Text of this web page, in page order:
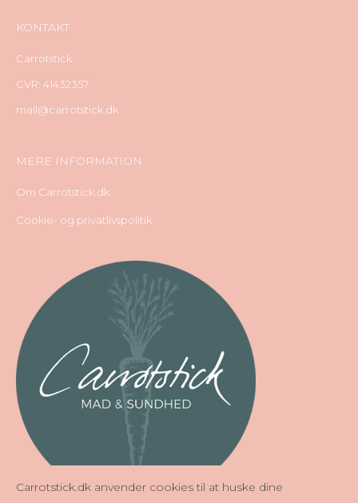
KONTAKT
Carrotstick
CVR: 41432357
mail@carrotstick.dk
MERE INFORMATION
Om Carrotstick.dk
Cookie- og privatlivspolitik
Carrotstick.dk anvender cookies til at huske dine